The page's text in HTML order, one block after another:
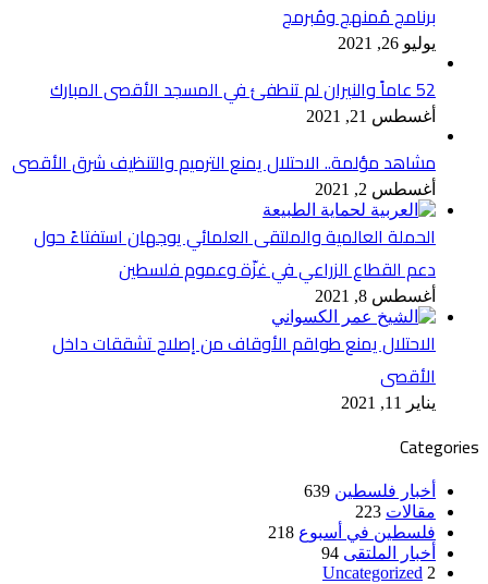
برنامج مُمنهج ومُبرمج
يوليو 26, 2021
52 عاماً والنيران لم تنطفئ في المسجد الأقصى المبارك
أغسطس 21, 2021
مشاهد مؤلمة.. الاحتلال يمنع الترميم والتنظيف شرق الأقصى
أغسطس 2, 2021
الحملة العالمية والملتقى العلمائي يوجهان استفتاءً حول
دعم القطاع الزراعي في غزّة وعموم فلسطين
أغسطس 8, 2021
الاحتلال يمنع طواقم الأوقاف من إصلاح تشققات داخل
الأقصى
يناير 11, 2021
Categories
أخبار فلسطين 639
مقالات 223
فلسطين في أسبوع 218
أخبار الملتقى 94
Uncategorized 2